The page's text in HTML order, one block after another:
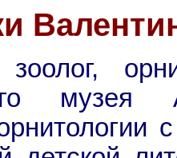
зоолог,